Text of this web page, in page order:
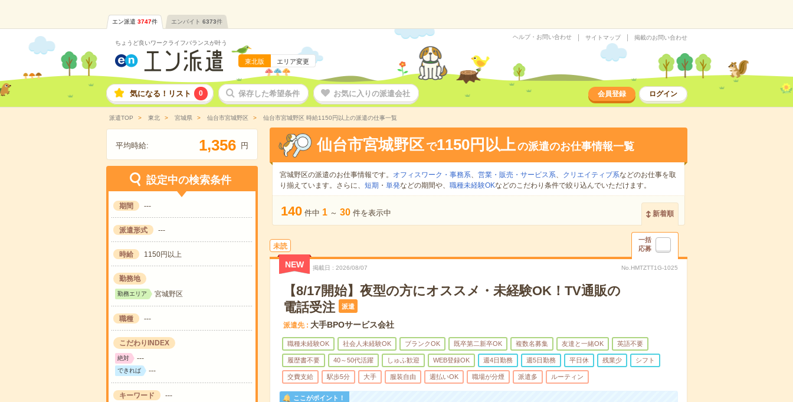
エン派遣 3747件 エンバイト 6373件
ちょうど良いワークライフバランスが叶う
東北版 エリア変更
ヘルプ・お問い合わせ サイトマップ 掲載のお問い合わせ
気になる！リスト 0 保存した希望条件 お気に入りの派遣会社 会員登録 ログイン
派遣TOP 東北 宮城県 仙台市宮城野区 仙台市宮城野区 時給1150円以上の派遣の仕事一覧
平均時給: 1,356 円
設定中の検索条件
期間 ---
派遣形式 ---
時給 1150円以上
勤務地
勤務エリア 宮城野区
職種 ---
こだわりINDEX
絶対 ---
できれば ---
キーワード ---
仙台市宮城野区 で1150円以上の派遣のお仕事情報一覧
宮城野区の派遣のお仕事情報です。 オフィスワーク・事務系、 営業・販売・サービス系、 クリエイティブ系などのお仕事を取
り揃えています。さらに、 短期 ・ 単発などの期間や、 職種未経験OKなどのこだわり条件で絞り込んでいただけます。
140 件中 1 ～ 30 件を表示中 新着順
未読
一括
応募
NEW 掲載日 2026/08/07 No.HMTZTT1G-1025
【8/17開始】夜型の方にオススメ・未経験OK！TV通販の
電話受注
派遣
派遣先 大手BPOサービス会社
職種未経験OK 社会人未経験OK ブランクOK 既卒第二新卒OK 複数名募集 友達と一緒OK 英語不要
履歴書不要 40～50代活躍 しゅふ歓迎 WEB登録OK 週4日勤務 週5日勤務 平日休 残業少 シフト
交費支給 駅歩5分 大手 服装自由 週払いOK 職場が分煙 派遣多 ルーティン
ここがポイント！